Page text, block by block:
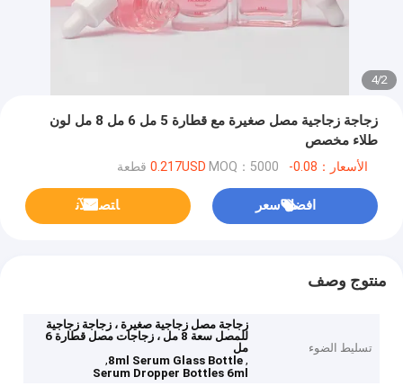
2
/
4
زجاجة زجاجية مصل صغيرة مع قطارة 5 مل 6 مل 8 مل لون
طلاء مخصص
الأسعار：0.08-0.217USD MOQ：5000 قطعة
افضل سعر ﺎﺘﺼﻟ ﺍﻶﻧ
منتوج وصف
تسليط الضوء
زجاجة مصل زجاجية صغيرة ، زجاجة زجاجية
للمصل سعة 8 مل ، زجاجات مصل قطارة 6
مل
,
8ml Serum Glass Bottle
,
Serum Dropper Bottles 6ml